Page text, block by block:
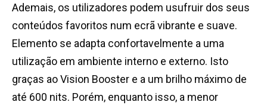
Ademais, os utilizadores podem usufruir dos seus
conteúdos favoritos num ecrã vibrante e suave.
Elemento se adapta confortavelmente a uma
utilização em ambiente interno e externo. Isto
graças ao Vision Booster e a um brilho máximo de
até 600 nits. Porém, enquanto isso, a menor